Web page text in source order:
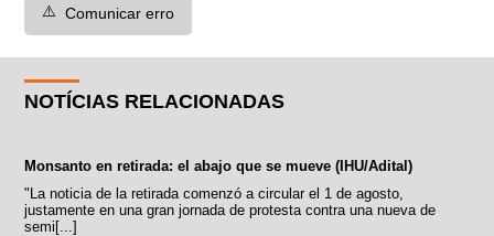
⚠️ Comunicar erro
NOTÍCIAS RELACIONADAS
Monsanto en retirada: el abajo que se mueve (IHU/Adital)
"La noticia de la retirada comenzó a circular el 1 de agosto,
justamente en una gran jornada de protesta contra una nueva de
semi[...]